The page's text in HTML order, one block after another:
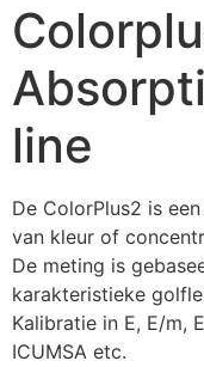
line
De ColorPlus2 is
van kleur of
De meting is
karakteristieke
Kalibratie in E, E/m,
ICUMSA etc.